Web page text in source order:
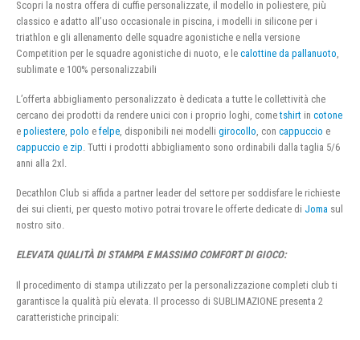
Scopri la nostra offera di cuffie personalizzate, il modello in poliestere, più
classico e adatto all’uso occasionale in piscina, i modelli in silicone per i
triathlon e gli allenamento delle squadre agonistiche e nella versione
Competition per le squadre agonistiche di nuoto, e le calottine da pallanuoto
sublimate e 100% personalizzabili
L’offerta abbigliamento personalizzato è dedicata a tutte le collettività che
cercano dei prodotti da rendere unici con i proprio loghi, cometshirt in cotone
e poliestere polo e felpe , disponibili nei modelli girocollo , con cappuccio e
cappuccio e zip . Tutti i prodotti abbigliamento sono ordinabili dalla taglia 5/6
anni alla 2xl.
Decathlon Club si affida a partner leader del settore per soddisfare le richieste
dei sui clienti, per questo motivo potrai trovare le offerte dedicate di Joma sul
nostro sito.
ELEVATA QUALITÀ DI STAMPA E MASSIMO COMFORT DI GIOCO:
Il procedimento di stampa utilizzato per la personalizzazione completi club ti
garantisce la qualità più elevata. Il processo di SUBLIMAZIONE presenta 2
caratteristiche principali: